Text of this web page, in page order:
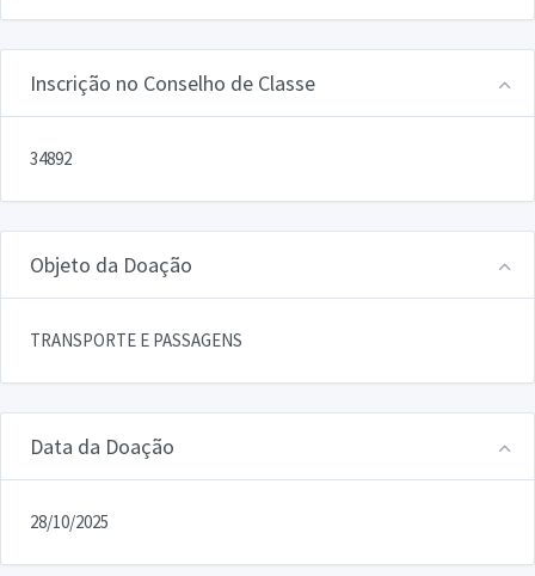
Inscrição no Conselho de Classe
34892
Objeto da Doação
TRANSPORTE E PASSAGENS
Data da Doação
28/10/2025